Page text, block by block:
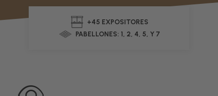
+45 EXPOSITORES
PABELLONES: 1, 2, 4, 5, Y 7